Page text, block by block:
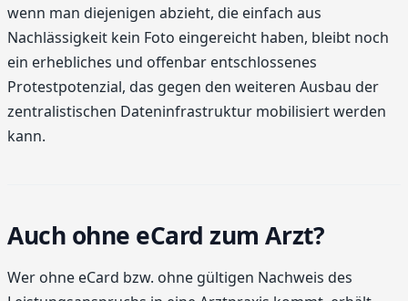
wenn man diejenigen abzieht, die einfach aus
Nachlässigkeit kein Foto eingereicht haben, bleibt noch
ein erhebliches und offenbar entschlossenes
Protestpotenzial, das gegen den weiteren Ausbau der
zentralistischen Dateninfrastruktur mobilisiert werden
kann.
Auch ohne eCard zum Arzt?
Wer ohne eCard bzw. ohne gültigen Nachweis des